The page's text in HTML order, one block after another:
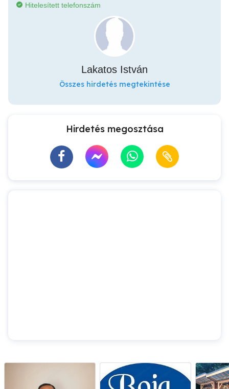
Hitelesített telefonszám
Lakatos István
Összes hirdetés megtekintése
Hirdetés megosztása